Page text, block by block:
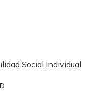
Social Individual